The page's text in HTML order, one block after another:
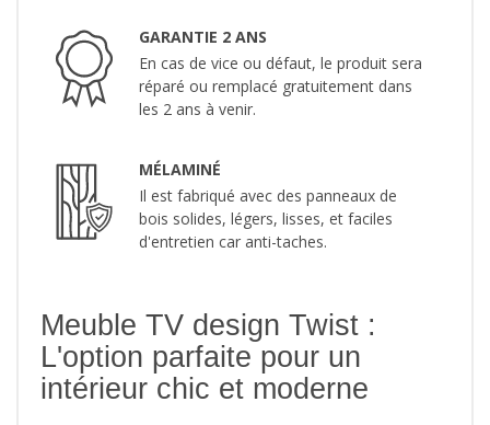
GARANTIE 2 ANS
En cas de vice ou défaut, le produit sera
réparé ou remplacé gratuitement dans
les 2 ans à venir.
MÉLAMINÉ
Il est fabriqué avec des panneaux de
bois solides, légers, lisses, et faciles
d'entretien car anti-taches.
Meuble TV design Twist :
L'option parfaite pour un
intérieur chic et moderne